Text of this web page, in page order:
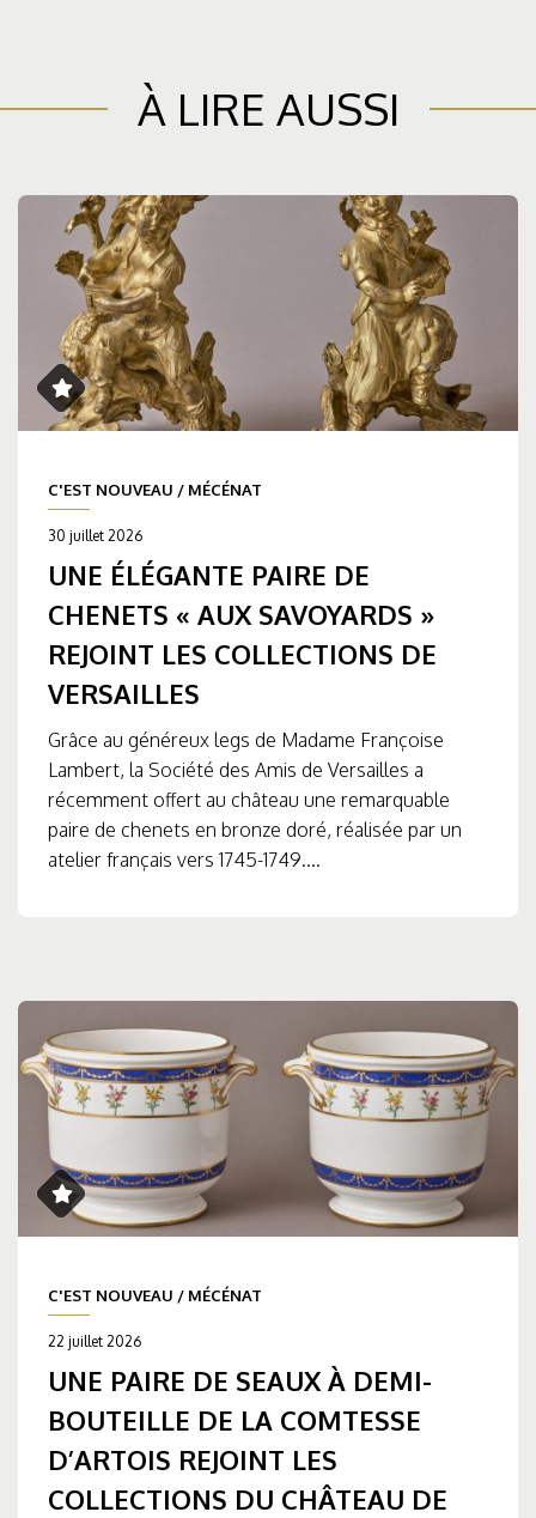
À LIRE AUSSI
C'EST NOUVEAU / MÉCÉNAT
30 juillet 2026
UNE ÉLÉGANTE PAIRE DE
CHENETS « AUX SAVOYARDS »
REJOINT LES COLLECTIONS DE
VERSAILLES
Grâce au généreux legs de Madame Françoise
Lambert, la Société des Amis de Versailles a
récemment offert au château une remarquable
paire de chenets en bronze doré, réalisée par un
atelier français vers 1745-1749....
C'EST NOUVEAU / MÉCÉNAT
22 juillet 2026
UNE PAIRE DE SEAUX À DEMI-
BOUTEILLE DE LA COMTESSE
D’ARTOIS REJOINT LES
COLLECTIONS DU CHÂTEAU DE